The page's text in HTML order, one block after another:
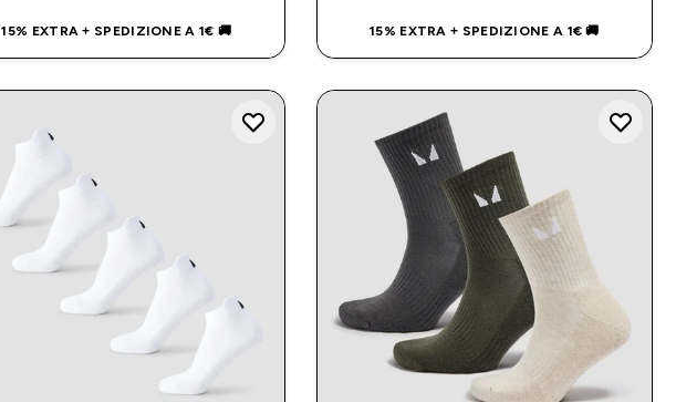
15% EXTRA + SPEDIZIONE A 1€ 🚚 15% EXTRA + SPEDIZIONE A 1€ 🚚